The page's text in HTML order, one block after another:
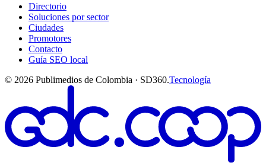
Directorio
Soluciones por sector
Ciudades
Promotores
Contacto
Guía SEO local
© 2026 Publimedios de Colombia · SD360.Tecnología